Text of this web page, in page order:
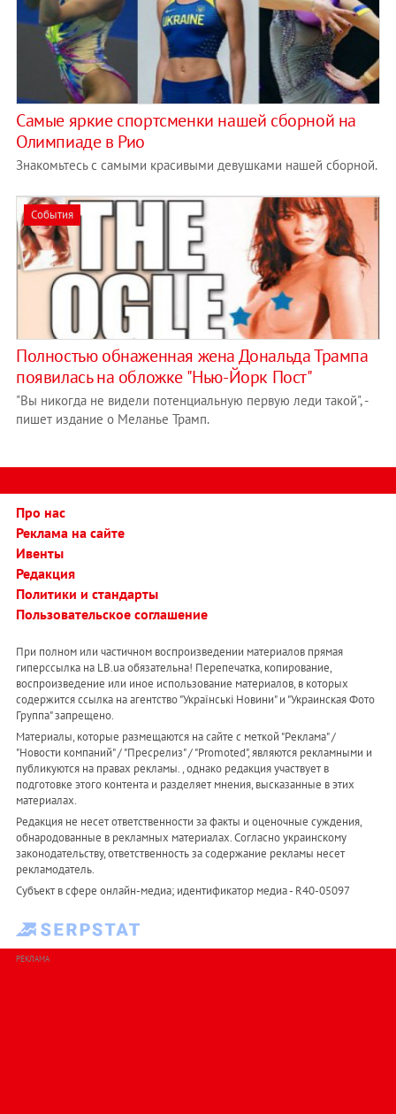
Cамые яркие спортсменки нашей сборной на
Олимпиаде в Рио
Знакомьтесь с самыми красивыми девушками нашей сборной.
События
Полностью обнаженная жена Дональда Трампа
появилась на обложке "Нью-Йорк Пост"
"Вы никогда не видели потенциальную первую леди такой", -
пишет издание о Меланье Трамп.
Про нас
Реклама на сайте
Ивенты
Редакция
Политики и стандарты
Пользовательское соглашение
При полном или частичном воспроизведении материалов прямая
гиперссылка на LB.ua обязательна! Перепечатка, копирование,
воспроизведение или иное использование материалов, в которых
содержится ссылка на агентство "Українськi Новини" и "Украинская Фото
Группа" запрещено.
Материалы, которые размещаются на сайте с меткой "Реклама" /
"Новости компаний" / "Пресрелиз" / "Promoted", являются рекламными и
публикуются на правах рекламы. , однако редакция участвует в
подготовке этого контента и разделяет мнения, высказанные в этих
материалах.
Редакция не несет ответственности за факты и оценочные суждения,
обнародованные в рекламных материалах. Согласно украинскому
законодательству, ответственность за содержание рекламы несет
рекламодатель.
Субъект в сфере онлайн-медиа; идентификатор медиа - R40-05097
РЕКЛАМА